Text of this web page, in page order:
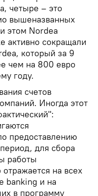
четыре – это
вышеназванных
этом Nordea
активно сокращали
который за 9
чем на 800 евро
году.
счетов
Иногда этот
предоставлению
для сбора
работы
на всех
banking и на
в программу